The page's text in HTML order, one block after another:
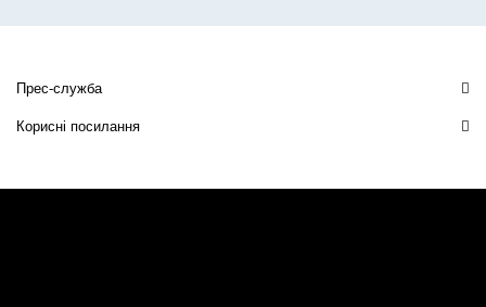
Прес-служба
Корисні посилання